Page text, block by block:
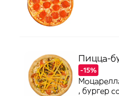
Пицца-
-15%
, бургер